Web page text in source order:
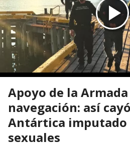
Apoyo de la
navegación: así
Antártica
sexuales